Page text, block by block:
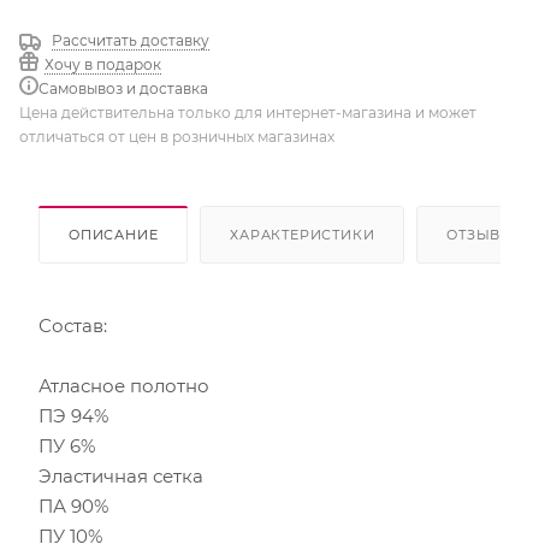
Рассчитать доставку
Хочу в подарок
Самовывоз и доставка
Цена действительна только для интернет-магазина и может
отличаться от цен в розничных магазинах
ОПИСАНИЕ ХАРАКТЕРИСТИКИ ОТЗЫВЫ
Состав:
Атласное полотно
ПЭ 94%
ПУ 6%
Эластичная сетка
ПА 90%
ПУ 10%